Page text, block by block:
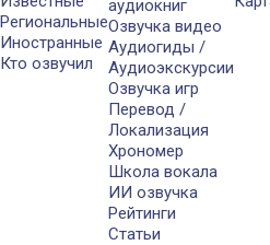
Региональные
Иностранные
Кто озвучил
аудиокниг
Озвучка видео
Аудиогиды /
Аудиоэкскурсии
Озвучка игр
Перевод /
Локализация
Хрономер
Школа вокала
ИИ озвучка
Рейтинги
Статьи